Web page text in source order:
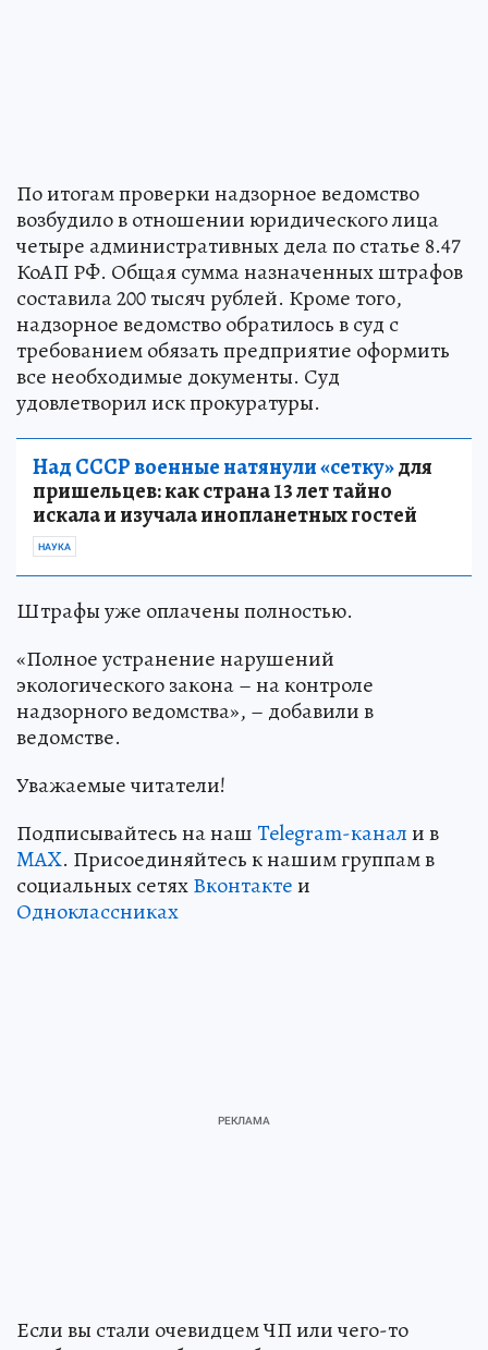
По итогам проверки надзорное ведомство
возбудило в отношении юридического лица
четыре административных дела по статье 8.47
КоАП РФ. Общая сумма назначенных штрафов
составила 200 тысяч рублей. Кроме того,
надзорное ведомство обратилось в суд с
требованием обязать предприятие оформить
все необходимые документы. Суд
удовлетворил иск прокуратуры.
Над СССР военные натянули «сетку»для
пришельцев: как страна 13 лет тайно
искала и изучала инопланетных гостей
НАУКА
Штрафы уже оплачены полностью.
«Полное устранение нарушений
экологического закона – на контроле
надзорного ведомства», – добавили в
ведомстве.
Уважаемые читатели!
Подписывайтесь на нашTelegram-канали в
MAX. Присоединяйтесь к нашим группам в
социальных сетяхВконтактеи
Одноклассниках
Если вы стали очевидцем ЧП или чего-то